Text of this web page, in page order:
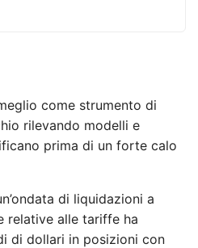
come strumento di
rilevando modelli e
prima di un forte calo
di liquidazioni a
relative alle tariffe ha
di dollari in posizioni con